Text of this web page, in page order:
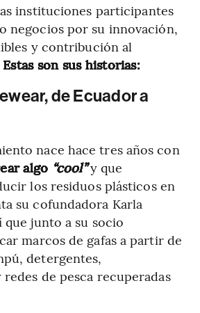
instituciones participantes
negocios por su innovación,
y contribución al
Estas son sus historias:
de Ecuador a
nace hace tres años con
algo “cool”y que
los residuos plásticos en
su cofundadora Karla
que junto a su socio
marcos de gafas a partir de
detergentes,
de pesca recuperadas